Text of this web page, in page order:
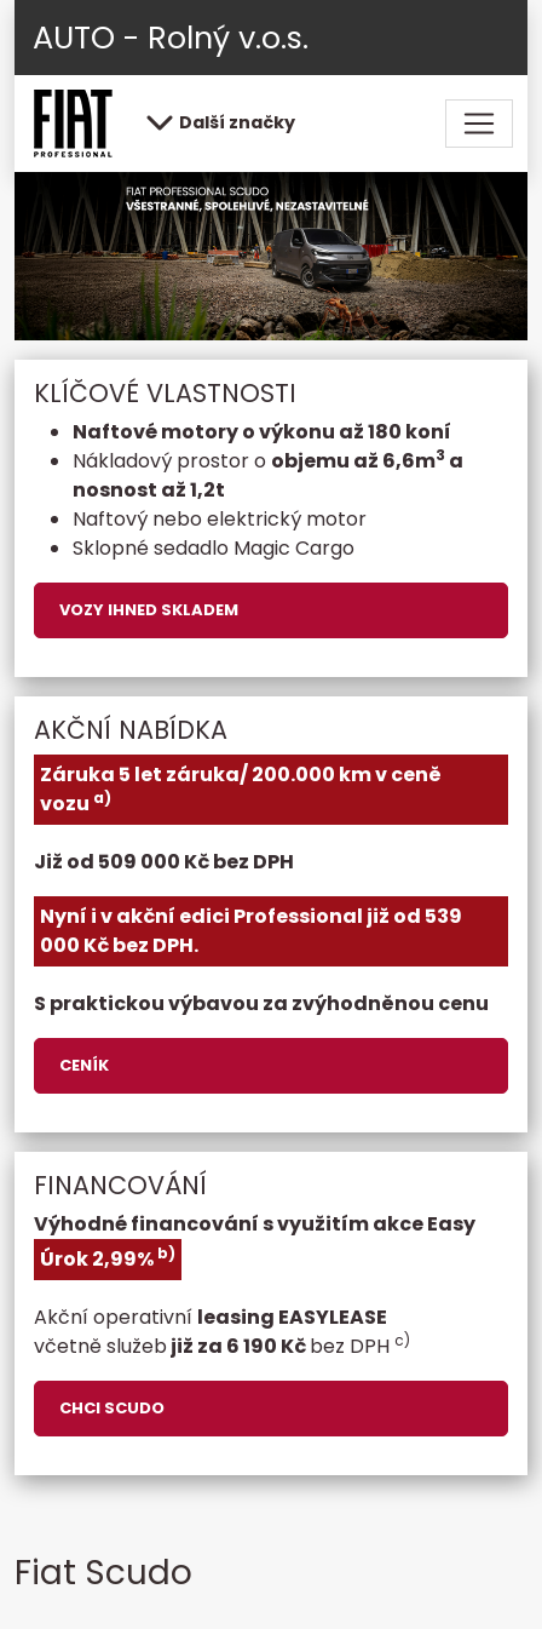
AUTO - Rolný v.o.s.
Další značky
KLÍČOVÉ VLASTNOSTI
Naftové motory o výkonu až 180 koní
Nákladový prostor o objemu až 6,6m3 a
nosnost až 1,2t
Naftový nebo elektrický motor
Sklopné sedadlo Magic Cargo
VOZY IHNED SKLADEM
AKČNÍ NABÍDKA
Záruka 5 let záruka/ 200.000 km v ceně
vozu a)
Již od 509 000 Kč bez DPH
Nyní i v akční edici Professional již od 539
000 Kč bez DPH.
S praktickou výbavou za zvýhodněnou cenu
CENÍK
FINANCOVÁNÍ
Výhodné financování s využitím akce Easy
Úrok 2,99% b)
Akční operativní leasing EASYLEASE
včetně služeb již za 6 190 Kčbez DPH c)
CHCI SCUDO
Fiat Scudo